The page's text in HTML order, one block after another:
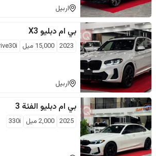
اربيل
بي ام دبليو X3
2023
15,000 ميل
اربيل
بي ام دبليو الفئة 3
2025
2,000 ميل 330i